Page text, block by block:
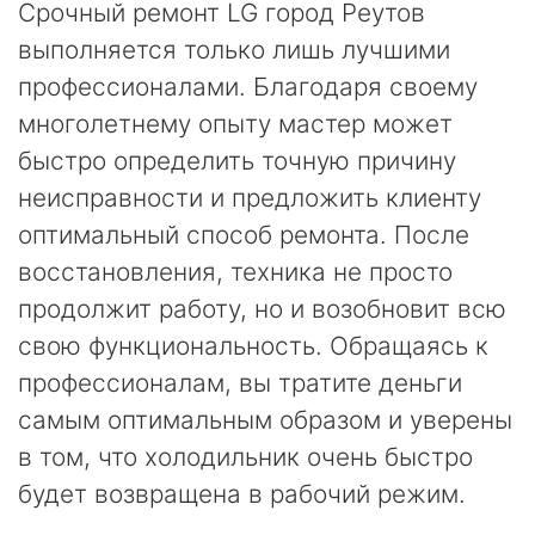
Срочный ремонт LG город Реутов
выполняется только лишь лучшими
профессионалами. Благодаря своему
многолетнему опыту мастер может
быстро определить точную причину
неисправности и предложить клиенту
оптимальный способ ремонта. После
восстановления, техника не просто
продолжит работу, но и возобновит всю
свою функциональность. Обращаясь к
профессионалам, вы тратите деньги
самым оптимальным образом и уверены
в том, что холодильник очень быстро
будет возвращена в рабочий режим.